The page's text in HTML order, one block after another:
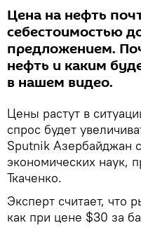
Цена на нефть
себестоимостью
предложением.
нефть и каким
в нашем видео.
Цены растут в
спрос будет
Sputnik Азербайджан
экономических наук,
Ткаченко.
Эксперт считает, что
как при цене $30 за